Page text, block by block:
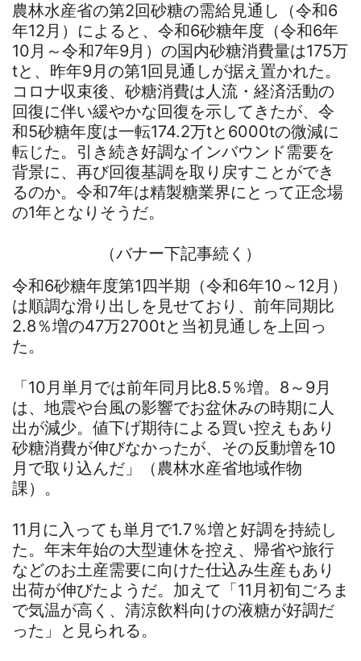
農林水産省の第2回砂糖の需給見通し（令和6
年12月）によると、令和6砂糖年度（令和6年
10月～令和7年9月）の国内砂糖消費量は175万
tと、昨年9月の第1回見通しが据え置かれた。
コロナ収束後、砂糖消費は人流・経済活動の
回復に伴い緩やかな回復を示してきたが、令
和5砂糖年度は一転174.2万tと6000tの微減に
転じた。引き続き好調なインバウンド需要を
背景に、再び回復基調を取り戻すことができ
るのか。令和7年は精製糖業界にとって正念場
の1年となりそうだ。
（バナー下記事続く）
令和6砂糖年度第1四半期（令和6年10～12月）
は順調な滑り出しを見せており、前年同期比
2.8％増の47万2700tと当初見通しを上回っ
た。
「10月単月では前年同月比8.5％増。8～9月
は、地震や台風の影響でお盆休みの時期に人
出が減少。値下げ期待による買い控えもあり
砂糖消費が伸びなかったが、その反動増を10
月で取り込んだ」（農林水産省地域作物
課）。
11月に入っても単月で1.7％増と好調を持続し
た。年末年始の大型連休を控え、帰省や旅行
などのお土産需要に向けた仕込み生産もあり
出荷が伸びたようだ。加えて「11月初旬ごろま
で気温が高く、清涼飲料向けの液糖が好調だ
った」と見られる。